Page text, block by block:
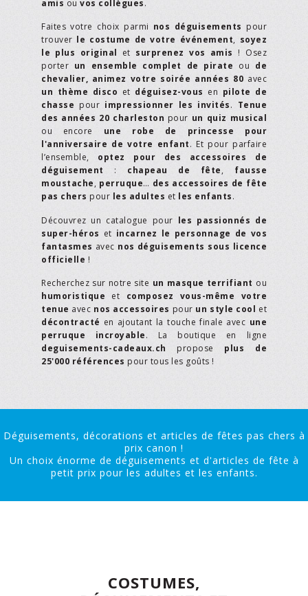
amis ou vos collègues.
Faites votre choix parmi nos déguisements pour
trouver le costume de votre événement, soyez
le plus original et surprenez vos amis ! Osez
porter un ensemble complet de pirate ou de
chevalier, animez votre soirée années 80 avec
un thème disco et déguisez-vous en pilote de
chasse pour impressionner les invités. Tenue
des années 20 charleston pour un quiz musical
ou encore une robe de princesse pour
l'anniversaire de votre enfant. Et pour parfaire
l’ensemble, optez pour des accessoires de
déguisement : chapeau de fête, fausse
moustache, perruque… des accessoires de fête
pas chers pour les adultes et les enfants.
Découvrez un catalogue pour les passionnés de
super-héros et incarnez le personnage de vos
fantasmes avec nos déguisements sous licence
officielle !
Recherchez sur notre site un masque terrifiant ou
humoristique et composez vous-même votre
tenue avec nos accessoires pour un style cool et
décontracté en ajoutant la touche finale avec une
perruque incroyable. La boutique en ligne
deguisements-cadeaux.ch propose plus de
25'000 références pour tous les goûts !
Déguisements, décorations et articles de fêtes pas chers à
prix canon !
Un choix énorme de déguisements et d'articles de fête à
petit prix pour les adultes et les enfants.
COSTUMES,